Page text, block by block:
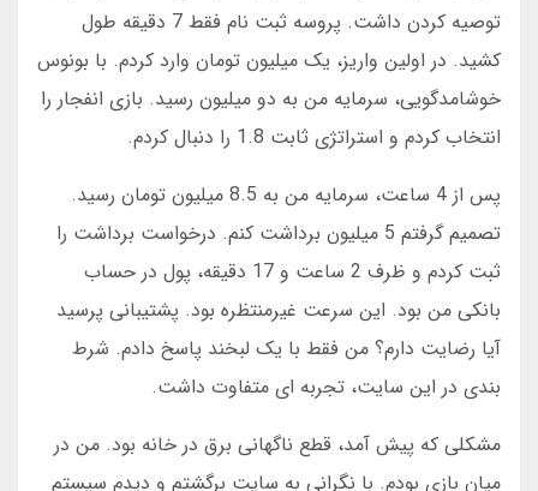
توصیه کردن داشت. پروسه ثبت نام فقط 7 دقیقه طول
کشید. در اولین واریز، یک میلیون تومان وارد کردم. با بونوس
خوشامدگویی، سرمایه من به دو میلیون رسید. بازی انفجار را
انتخاب کردم و استراتژی ثابت 1.8 را دنبال کردم.
پس از 4 ساعت، سرمایه من به 8.5 میلیون تومان رسید.
تصمیم گرفتم 5 میلیون برداشت کنم. درخواست برداشت را
ثبت کردم و ظرف 2 ساعت و 17 دقیقه، پول در حساب
بانکی من بود. این سرعت غیرمنتظره بود. پشتیبانی پرسید
آیا رضایت دارم؟ من فقط با یک لبخند پاسخ دادم. شرط
بندی در این سایت، تجربه ای متفاوت داشت.
مشکلی که پیش آمد، قطع ناگهانی برق در خانه بود. من در
میان بازی بودم. با نگرانی به سایت برگشتم و دیدم سیستم